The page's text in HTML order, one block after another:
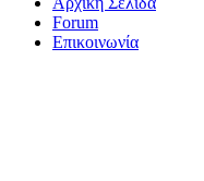
Forum
Επικοινωνία